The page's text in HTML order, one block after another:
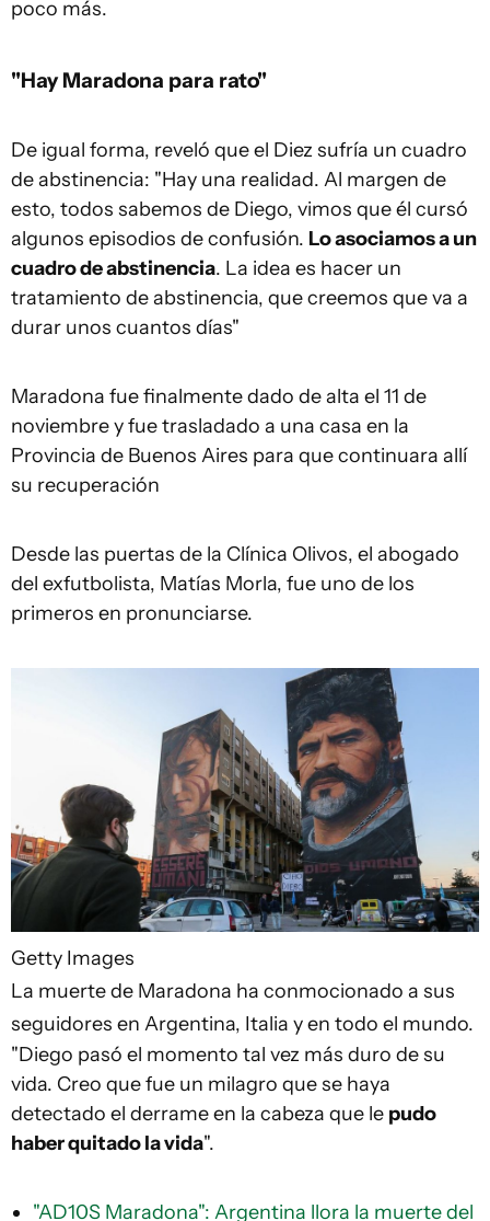
poco más.
"Hay Maradona para rato"
De igual forma, reveló que el Diez sufría un cuadro
de abstinencia: "Hay una realidad. Al margen de
esto, todos sabemos de Diego, vimos que él cursó
algunos episodios de confusión. Lo asociamos a un
cuadro de abstinencia. La idea es hacer un
tratamiento de abstinencia, que creemos que va a
durar unos cuantos días"
Maradona fue finalmente dado de alta el 11 de
noviembre y fue trasladado a una casa en la
Provincia de Buenos Aires para que continuara allí
su recuperación
Desde las puertas de la Clínica Olivos, el abogado
del exfutbolista, Matías Morla, fue uno de los
primeros en pronunciarse.
Getty Images
La muerte de Maradona ha conmocionado a sus
seguidores en Argentina, Italia y en todo el mundo.
"Diego pasó el momento tal vez más duro de su
vida. Creo que fue un milagro que se haya
detectado el derrame en la cabeza que le pudo
haber quitado la vida".
"AD10S Maradona": Argentina llora la muerte del